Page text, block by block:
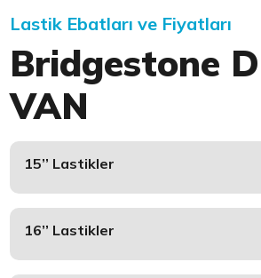
Lastik Ebatları ve Fiyatları
Bridgestone
VAN
15’’ Lastikler
16’’ Lastikler